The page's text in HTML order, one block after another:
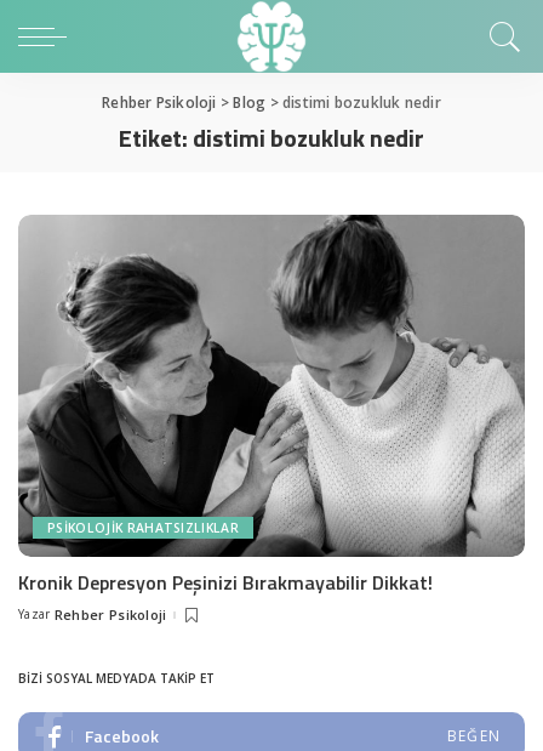
Rehber Psikoloji >Blog >distimi bozukluk nedir
Etiket:distimi bozukluk nedir
PSIKOLOJIK RAHATSIZLIKLAR
Kronik Depresyon Peşinizi Bırakmayabilir Dikkat!
Posted
Yazar Rehber Psikoloji
BIZI SOSYAL MEDYADA TAKIP ET
Facebook BEĞEN